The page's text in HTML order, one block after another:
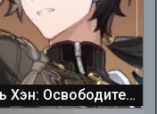
Дань Хэн: Освободитель Пустошей